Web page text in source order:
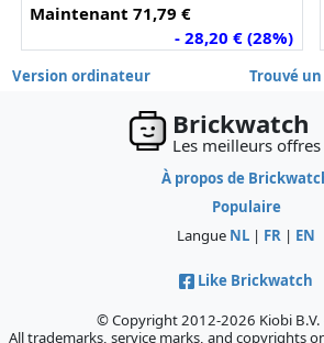
Maintenant 71,79 €
- 28,20 € (28%)
Version ordinateur Trouvé
Brickwatch
Les meilleurs offres
À propos de
Populaire
Langue NL | FR | EN
Like Brickwatch
© Copyright 2012-2026 Kiobi
All trademarks, service marks, and copyrights